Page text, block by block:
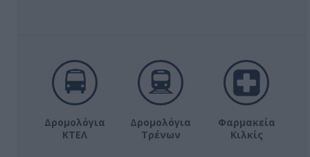
Δρομολόγια
ΚΤΕΛ
Δρομολόγια
Τρένων
Φαρμακεία
Κιλκίς